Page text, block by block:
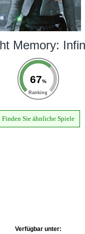
Memory:
67%
Ranking
Finden Sie ähnliche Spiele
Verfügbar unter: